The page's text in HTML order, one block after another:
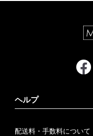
ヘルプ
配送料・手数料について